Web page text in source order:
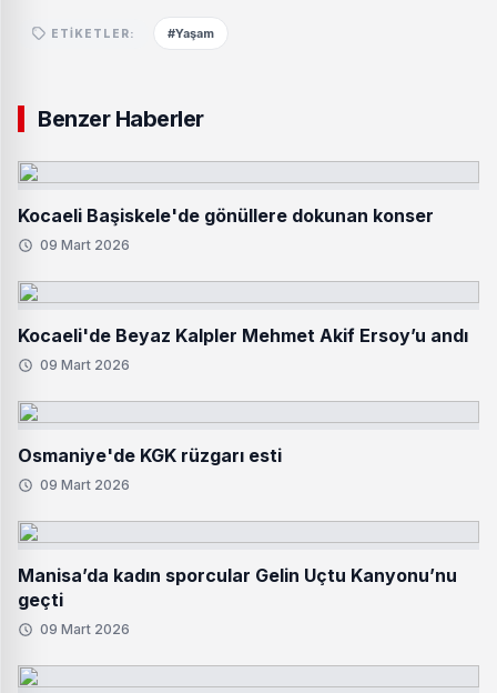
ETIKETLER: #Yaşam
Benzer Haberler
Kocaeli Başiskele'de gönüllere dokunan konser
09 Mart 2026
Kocaeli'de Beyaz Kalpler Mehmet Akif Ersoy’u andı
09 Mart 2026
Osmaniye'de KGK rüzgarı esti
09 Mart 2026
Manisa’da kadın sporcular Gelin Uçtu Kanyonu’nu
geçti
09 Mart 2026